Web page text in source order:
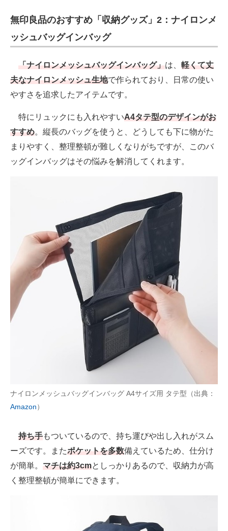
無印良品のおすすめ「収納グッズ」2：ナイロンメ
ッシュバッグインバッグ
「ナイロンメッシュバッグインバッグ」は、 軽くて丈
夫なナイロンメッシュ生地で作られており、日常の使い
やすさを追求したアイテムです。
特にリュックにも入れやすいA4タテ型のデザインがお
すすめ。縦長のバッグを使うと、どうしても下に物がた
まりやすく、整理整頓が難しくなりがちですが、このバ
ッグインバッグはその悩みを解消してくれます。
ナイロンメッシュバッグインバッグ A4サイズ用 タテ型（出典：
Amazon）
持ち手もついているので、持ち運びや出し入れがスム
ーズです。またポケットを多数備えているため、仕分け
が簡単。 マチは約3cmとしっかりあるので、収納力が高
く整理整頓が簡単にできます。